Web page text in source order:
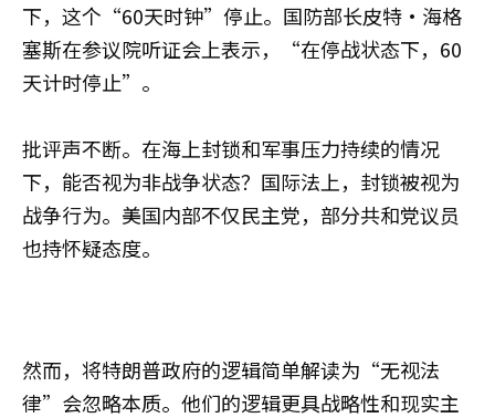
下，这个“60天时钟”停止。国防部长皮特·海格
塞斯在参议院听证会上表示，“在停战状态下，60
天计时停止”。
批评声不断。在海上封锁和军事压力持续的情况
下，能否视为非战争状态？国际法上，封锁被视为
战争行为。美国内部不仅民主党，部分共和党议员
也持怀疑态度。
然而，将特朗普政府的逻辑简单解读为“无视法
律”会忽略本质。他们的逻辑更具战略性和现实主